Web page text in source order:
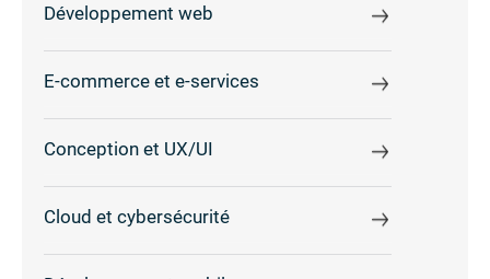
Développement web
E-commerce et e-services
Conception et UX/UI
Cloud et cybersécurité